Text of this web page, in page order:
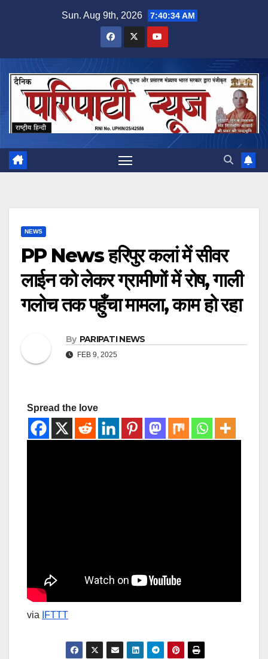
Sun. Aug 9th, 2026 7:40:34 AM
NEWS
PP News हरिपुर कलां में सीवर
लाईन को लेकर ग्रामीणों में रोष, गाली
गलोच तक पहुँचा मामला, काम हो रहा
By PARIPATI NEWS
FEB 9, 2025
Spread the love
via IFTTT